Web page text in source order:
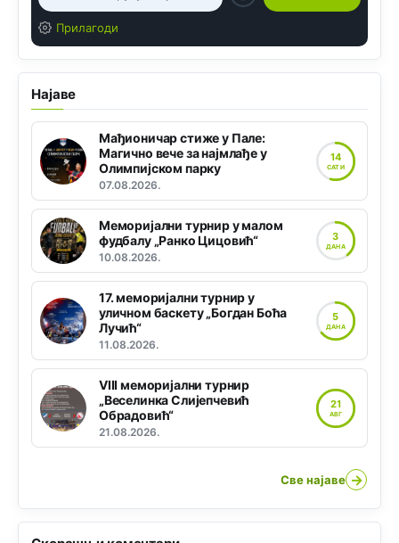
Прилагоди
Најаве
Мађионичар стиже у Пале:
Магично вече за најмлађе у
Олимпијском парку
07.08.2026.
14
САТИ
Меморијални турнир у малом
фудбалу „Ранко Цицовић“
10.08.2026.
3
ДАНА
17. меморијални турнир у
уличном баскету „Богдан Боћа
Лучић“
11.08.2026.
5
ДАНА
VIII меморијални турнир
„Веселинка Слијепчевић
Обрадовић“
21.08.2026.
21
АВГ
Све најаве →